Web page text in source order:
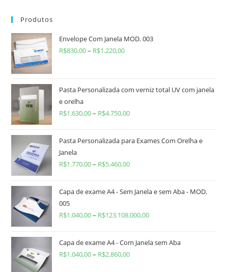
Produtos
Envelope Com Janela MOD. 003
R$830,00– R$1.220,00
Pasta Personalizada com verniz total UV com janela
e orelha
R$1.630,00– R$4.750,00
Pasta Personalizada para Exames Com Orelha e
Janela
R$1.770,00– R$5.460,00
Capa de exame A4 - Sem Janela e sem Aba - MOD.
005
R$1.040,00– R$123.108.000,00
Capa de exame A4 - Com Janela sem Aba
R$1.040,00– R$2.860,00